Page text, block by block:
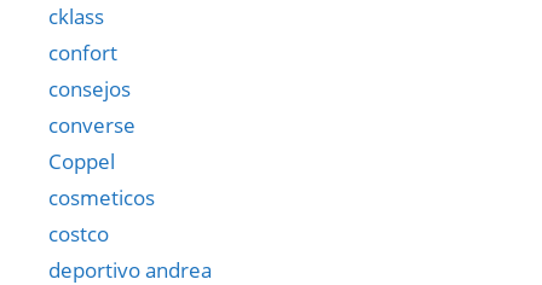
cklass
confort
consejos
converse
Coppel
cosmeticos
costco
deportivo andrea